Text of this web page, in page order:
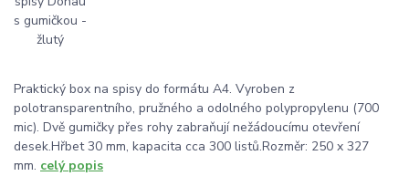
Praktický box na spisy do formátu A4. Vyroben z
polotransparentního, pružného a odolného polypropylenu (700
mic). Dvě gumičky přes rohy zabraňují nežádoucímu otevření
desek.Hřbet 30 mm, kapacita cca 300 listů.Rozměr: 250 x 327
mm. celý popis